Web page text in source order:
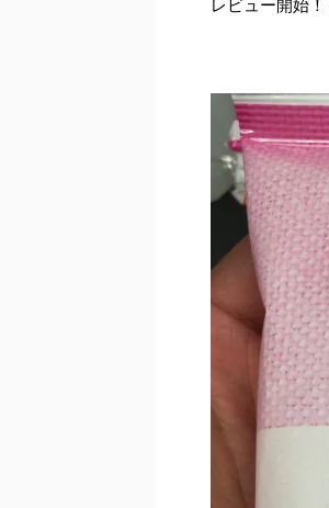
レビュー開始！